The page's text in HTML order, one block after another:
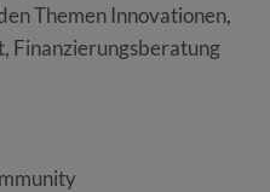
Themen Innovationen,
Finanzierungsberatung